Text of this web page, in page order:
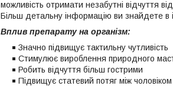
можливість отримати незабутні відчуття
Більш детальну інформацію ви знайдете в
Вплив препарату на організм:
Значно підвищує тактильну чутливість
Стимулює вироблення природного
Робить відчуття більш гострими
Підвищує статевий потяг між чоловіком